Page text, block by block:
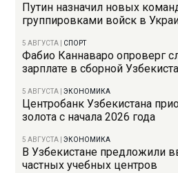
Путин назначил новых
группировками войск в
5 АВГУСТА СПОРТ
Фабио Каннаваро опроверг
зарплате в сборной
5 АВГУСТА |ЭКОНОМИКА
Центробанк Узбекистана
золота с начала 2026 года
5 АВГУСТА |ЭКОНОМИКА
В Узбекистане предложили
частных учебных центров